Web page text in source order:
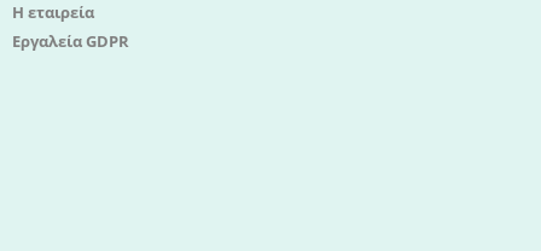
Η εταιρεία
Εργαλεία GDPR